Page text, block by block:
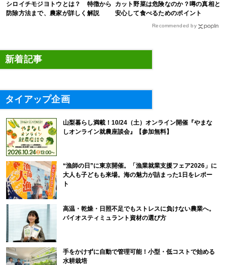
シロイチモジヨトウとは？ 特徴から
防除方法まで、農家が詳しく解説
カット野菜は危険なのか？噂の真相と
安心して食べるためのポイント
Recommended by
新着記事
タイアップ企画
山梨暮らし満載！10/24（土）オンライン開催『やまな
しオンライン就農座談会』【参加無料】
“漁師の日”に東京開催。「漁業就業支援フェア2026」に
大人も子どもも来場。海の魅力が詰まった1日をレポー
ト
高温・乾燥・日照不足でもストレスに負けない農業へ。
バイオスティミュラント資材の選び方
手をかけずに自動で管理可能！小型・低コストで始める
水耕栽培